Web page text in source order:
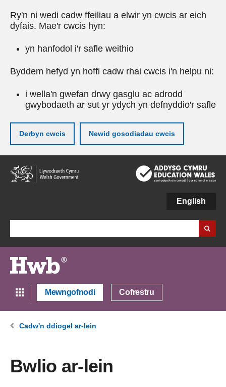
Ry'n ni wedi cadw ffeiliau a elwir yn cwcis ar eich
dyfais. Mae'r cwcis hyn:
yn hanfodol i'r safle weithio
Byddem hefyd yn hoffi cadw rhai cwcis i'n helpu ni:
i wella'n gwefan drwy gasglu ac adrodd
gwybodaeth ar sut yr ydych yn defnyddio'r safle
Derbyn cwcis Newid gosodiadau cwcis
Neidio
i'r
prif
English
Mewngofnodi Cofrestru
Cadw'n ddiogel ar-lein
Bwlio ar-lein